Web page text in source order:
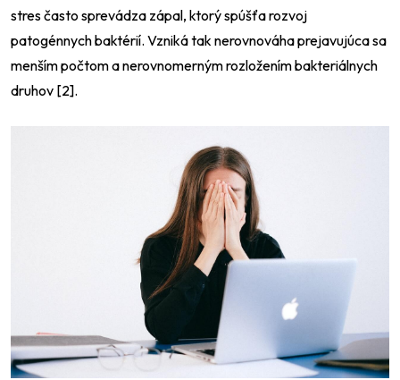
stres často sprevádza zápal, ktorý spúšťa rozvoj
patogénnych baktérií. Vzniká tak nerovnováha prejavujúca sa
menším počtom a nerovnomerným rozložením bakteriálnych
druhov [2].